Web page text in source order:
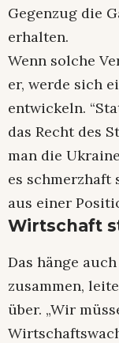
Gegenzug die
erhalten.
Wenn solche
er, werde sich
entwickeln.
das Recht des
man die
es schmerzhaft
aus einer
Wirtschaft
Das hänge
zusammen,
über. „Wir